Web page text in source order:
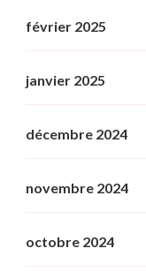
février 2025
janvier 2025
décembre 2024
novembre 2024
octobre 2024